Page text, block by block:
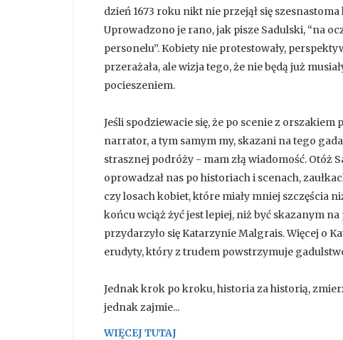
dzień 1673 roku nikt nie przejął się
Uprowadzono je rano, jak pisze Sadulski, “na
personelu”. Kobiety nie protestowały,
przerażała, ale wizja tego, że nie będą już
pocieszeniem.
Jeśli spodziewacie się, że po scenie z
narrator, a tym samym my, skazani na tego
strasznej podróży - mam złą wiadomość. Otóż
oprowadzał nas po historiach i scenach,
czy losach kobiet, które miały mniej szczęścia
końcu wciąż żyć jest lepiej, niż być skazanym
przydarzyło się Katarzynie Malgrais. Więcej o
erudyty, który z trudem powstrzymuje
Jednak krok po kroku, historia za historią,
jednak zajmie...
WIĘCEJ TUTAJ